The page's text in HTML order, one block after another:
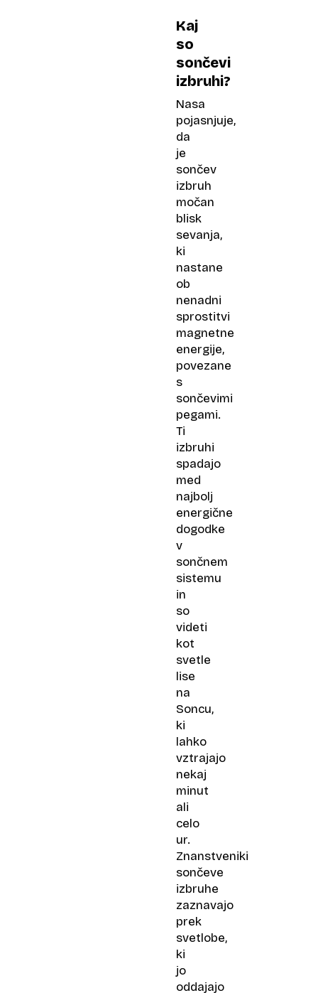
Kaj
so
sončevi
izbruhi?
Nasa
pojasnjuje,
da
je
sončev
izbruh
močan
blisk
sevanja,
ki
nastane
ob
nenadni
sprostitvi
magnetne
energije,
povezane
s
sončevimi
pegami.
Ti
izbruhi
spadajo
med
najbolj
energične
dogodke
v
sončnem
sistemu
in
so
videti
kot
svetle
lise
na
Soncu,
ki
lahko
vztrajajo
nekaj
minut
ali
celo
ur.
Znanstveniki
sončeve
izbruhe
zaznavajo
prek
svetlobe,
ki
jo
oddajajo